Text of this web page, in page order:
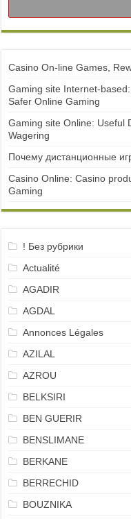
Casino On-line Games,
Gaming site Internet-
Safer Online Gaming
Gaming site Online: Useful
Wagering
Почему дистанционные
Casino Online: Casino
Gaming
! Без рубрики
Actualité
AGADIR
AGDAL
Annonces Légales
AZILAL
AZROU
BELKSIRI
BEN GUERIR
BENSLIMANE
BERKANE
BERRECHID
BOUZNIKA